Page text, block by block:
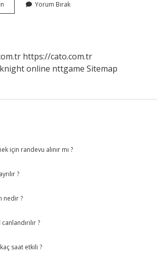
Ismi
Yorum Bırak
https://cato.com.tr
knight online nttgame Sitemap
için randevu alınır mı ?
?
nedir ?
?
saat etkili ?